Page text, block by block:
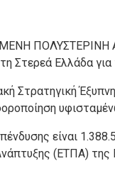
ΠΟΛΥΣΤΕΡΙΝΗ
Στερεά Ελλάδα
Στρατηγική
είναι
(ΕΤΠΑ)